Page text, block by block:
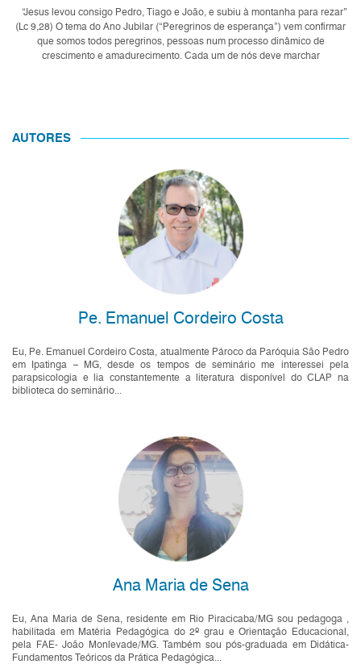
“Jesus levou consigo Pedro, Tiago e João, e subiu à montanha para rezar”
(Lc 9,28) O tema do Ano Jubilar (“Peregrinos de esperança”) vem confirmar
que somos todos peregrinos, pessoas num processo dinâmico de
crescimento e amadurecimento. Cada um de nós deve marchar
AUTORES
Pe. Emanuel Cordeiro Costa
Eu, Pe. Emanuel Cordeiro Costa, atualmente Pároco da Paróquia São Pedro
em Ipatinga – MG, desde os tempos de seminário me interessei pela
parapsicologia e lia constantemente a literatura disponível do CLAP na
biblioteca do seminário...
Ana Maria de Sena
Eu, Ana Maria de Sena, residente em Rio Piracicaba/MG sou pedagoga ,
habilitada em Matéria Pedagógica do 2º grau e Orientação Educacional,
pela FAE- João Monlevade/MG. Também sou pós-graduada em Didática-
Fundamentos Teóricos da Prática Pedagógica...